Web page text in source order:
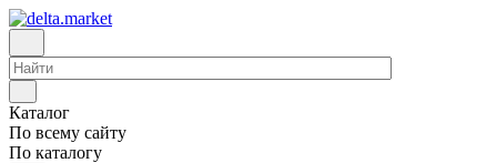
Каталог
По всему сайту
По каталогу